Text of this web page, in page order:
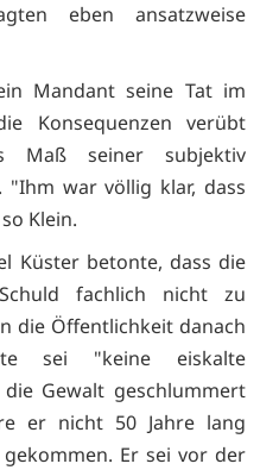
eben ansatzweise
Mandant seine Tat im
Konsequenzen verübt
seiner subjektiv
"Ihm war völlig klar, dass
Klein.
Küster betonte, dass die
fachlich nicht zu
die Öffentlichkeit danach
sei "keine eiskalte
Gewalt geschlummert
er nicht 50 Jahre lang
Er sei vor der